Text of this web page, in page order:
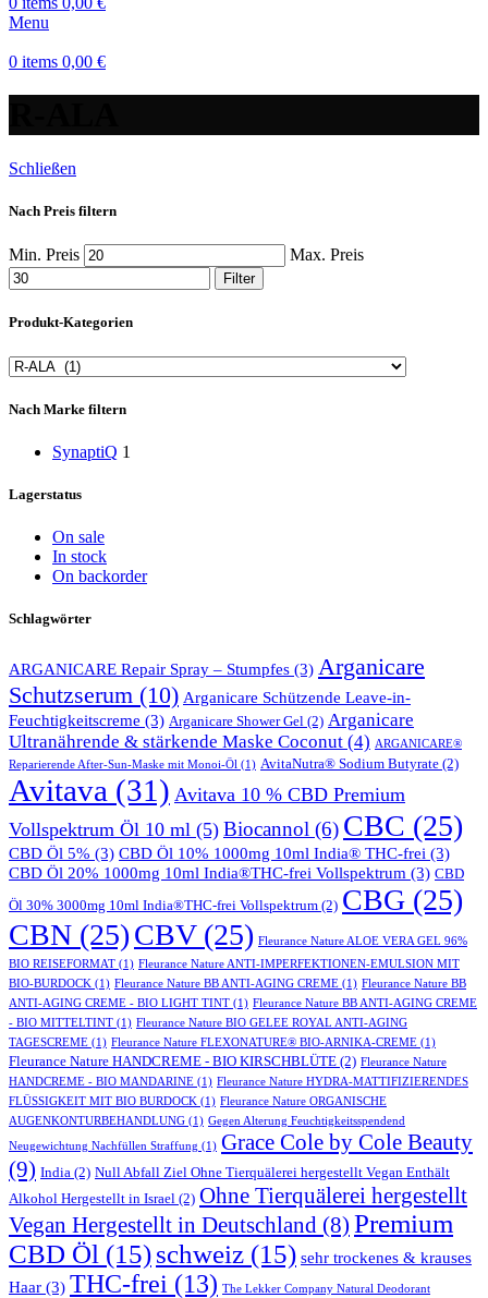
Menu
0 items 0,00 €
Schließen
Nach Preis filtern
Min. Preis Max. Preis
Filter
Produkt-Kategorien
Nach Marke filtern
SynaptiQ 1
Lagerstatus
On sale
In stock
On backorder
Schlagwörter
ARGANICARE Repair Spray – Stumpfes (3) Arganicare
Schutzserum (10) Arganicare Schützende Leave-in-
Feuchtigkeitscreme (3) Arganicare Shower Gel (2) Arganicare
Ultranährende & stärkende Maske Coconut (4) ARGANICARE®
Reparierende After-Sun-Maske mit Monoi-Öl (1) AvitaNutra® Sodium Butyrate (2)
Avitava (31) Avitava 10 % CBD Premium
Vollspektrum Öl 10 ml (5) Biocannol (6) CBC (25)
CBD Öl 5% (3) CBD Öl 10% 1000mg 10ml India® THC-frei (3)
CBD Öl 20% 1000mg 10ml India®THC-frei Vollspektrum (3) CBD
Öl 30% 3000mg 10ml India®THC-frei Vollspektrum (2) CBG (25)
CBN (25)CBV(25) Fleurance Nature ALOE VERA GEL 96%
BIO REISEFORMAT (1) Fleurance Nature ANTI-IMPERFEKTIONEN-EMULSION MIT
BIO-BURDOCK (1) Fleurance Nature BB ANTI-AGING CREME (1) Fleurance Nature BB
ANTI-AGING CREME - BIO LIGHT TINT (1) Fleurance Nature BB ANTI-AGING CREME
- BIO MITTELTINT (1) Fleurance Nature BIO GELEE ROYAL ANTI-AGING
TAGESCREME (1) Fleurance Nature FLEXONATURE® BIO-ARNIKA-CREME (1)
Fleurance Nature HANDCREME - BIO KIRSCHBLÜTE (2) Fleurance Nature
HANDCREME - BIO MANDARINE (1) Fleurance Nature HYDRA-MATTIFIZIERENDES
FLÜSSIGKEIT MIT BIO BURDOCK (1) Fleurance Nature ORGANISCHE
AUGENKONTURBEHANDLUNG (1) Gegen Alterung Feuchtigkeitsspendend
Neugewichtung Nachfüllen Straffung (1) Grace Cole by Cole Beauty
(9) India (2) Null Abfall Ziel Ohne Tierquälerei hergestellt Vegan Enthält
Alkohol Hergestellt in Israel (2) Ohne Tierquälerei hergestellt
Vegan Hergestellt in Deutschland (8) Premium
CBD Öl (15)schweiz (15) sehr trockenes & krauses
Haar (3) THC-frei (13) The Lekker Company Natural Deodorant